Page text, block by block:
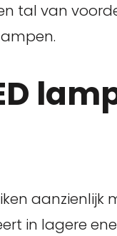
tal van
aanzienlijk
in lagere